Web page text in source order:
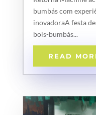
bumbás com
inovadoraA festa
bois-bumbás...
READ